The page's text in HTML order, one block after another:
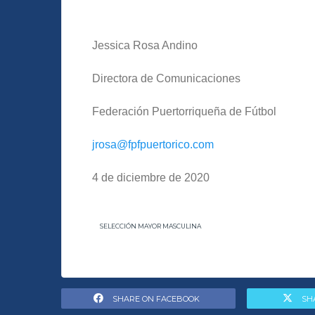
Jessica Rosa Andino
Directora de Comunicaciones
Federación Puertorriqueña de Fútbol
jrosa@fpfpuertorico.com
4 de diciembre de 2020
SELECCIÓN MAYOR MASCULINA
SHARE ON FACEBOOK